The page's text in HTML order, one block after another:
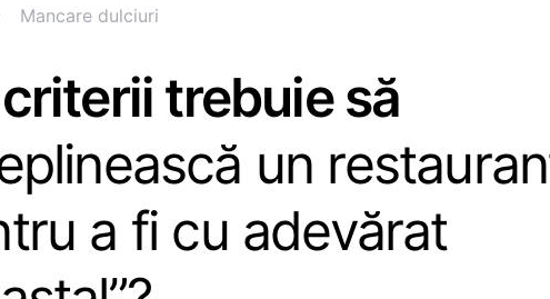
Mancare dulciuri
trebuie să
un
a fi cu adevărat